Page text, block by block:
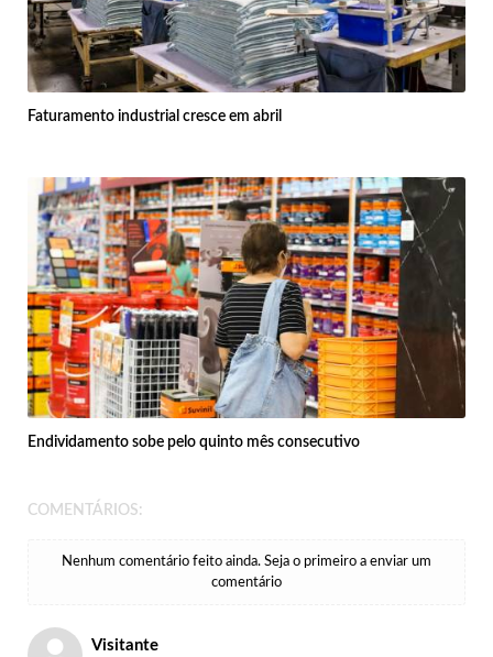
Faturamento industrial cresce em abril
Endividamento sobe pelo quinto mês consecutivo
COMENTÁRIOS:
Nenhum comentário feito ainda. Seja o primeiro a enviar um
comentário
Visitante